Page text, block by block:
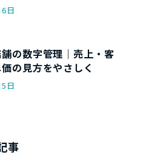
日
の数字管理｜売上・客
の見方をやさしく
日
事